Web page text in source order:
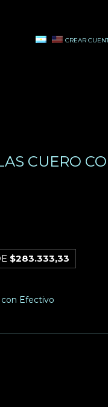
CREAR
CUERO
$283.333,33
Efectivo